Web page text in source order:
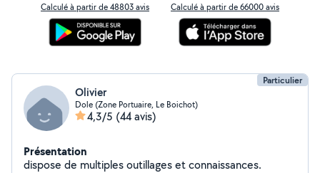
Calculé à partir de 48803 avis Calculé à partir de 66000 avis
Particulier
Olivier
Dole (Zone Portuaire, Le Boichot)
4,3/5 (44 avis)
Présentation
dispose de multiples outillages et connaissances.